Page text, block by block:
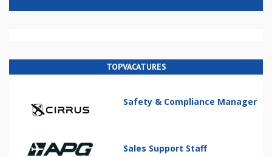
TOPVACATURES
Safety & Compliance Manager
Sales Support Staff